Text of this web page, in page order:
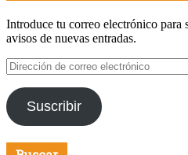
Introduce tu correo electrónico para
avisos de nuevas entradas.
Dirección
de
correo
electrónico
Suscribir